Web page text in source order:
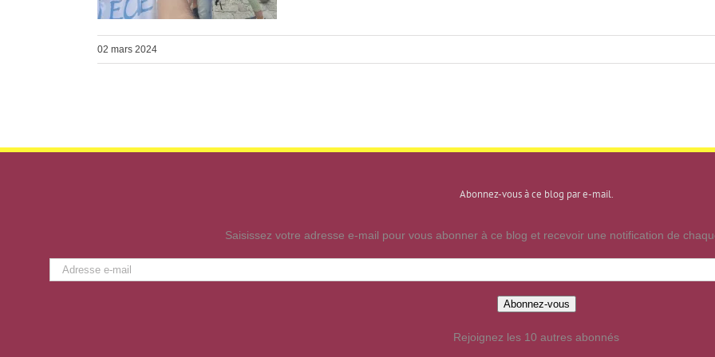
02 mars 2024
Abonnez-vous à ce blog par e-mail.
Saisissez votre adresse e-mail pour vous abonner à ce blog et recevoir une notification de
Adresse
Abonnez-vous
Rejoignez les 10 autres abonnés